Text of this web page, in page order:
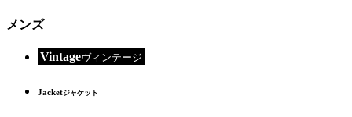
メンズ
Vintageヴィンテージ
Jacketジャケット